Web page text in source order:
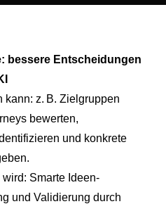
bessere Entscheidungen
kann: z. B. Zielgruppen
bewerten,
und konkrete
Smarte Ideen-
und Validierung durch